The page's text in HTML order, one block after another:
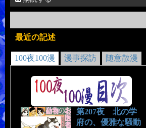
最近の記述
100夜100漫 漫事探訪 随意散漫
第207夜 北の学
府の、優雅な騒動